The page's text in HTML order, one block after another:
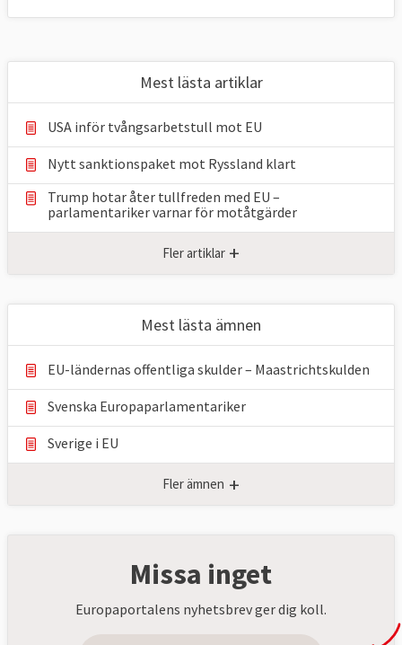
Mest lästa artiklar
USA inför tvångsarbetstull mot EU
Nytt sanktionspaket mot Ryssland klart
Trump hotar åter tullfreden med EU –
parlamentariker ⁠varnar för motåtgärder
Fler artiklar +
Mest lästa ämnen
EU-ländernas offentliga skulder – Maastrichtskulden
Svenska Europaparlamentariker
Sverige i EU
Fler ämnen +
Missa inget
Europaportalens nyhetsbrev ger dig koll.